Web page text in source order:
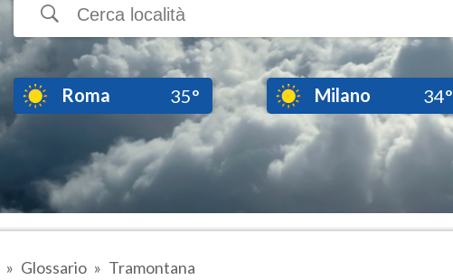
Roma 35° Milano 34°
Glossario Tramontana